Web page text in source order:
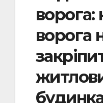
ворога:
ворога